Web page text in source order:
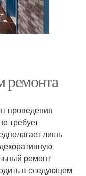
ремонта
проведения
требует
лишь
ремонт
в следующем